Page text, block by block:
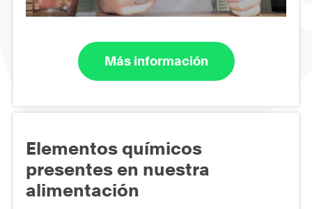
Más información
Elementos químicos
presentes en nuestra
alimentación